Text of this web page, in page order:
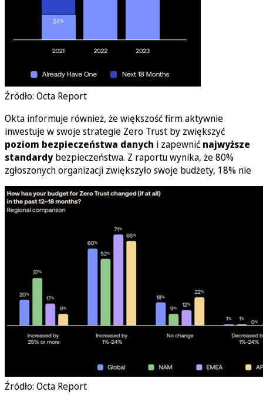
Źródło: Octa Report
Okta informuje również, że większość firm aktywnie
inwestuje w swoje strategie Zero Trust by zwiększyć
poziom bezpieczeństwa danych i zapewnić najwyższe
standardy bezpieczeństwa. Z raportu wynika, że 80%
zgłoszonych organizacji zwiększyło swoje budżety, 18% nie
Źródło: Octa Report